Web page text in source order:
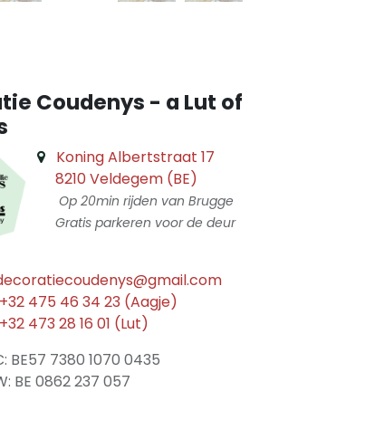
Coudenys - a Lut of
Koning Albertstraat 17
8210 Veldegem (BE)
Op 20min rijden van Brugge
Gratis parkeren voor de deur
+32 475 46 34 23 (Aagje)
+32 473 28 16 01 (Lut)
BE57 7380 1070 0435
BE 0862 237 057